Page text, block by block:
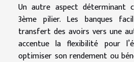
Un autre aspect déterminant
3ème pilier. Les banques
transfert des avoirs vers une
accentue la flexibilité pour
optimiser son rendement ou